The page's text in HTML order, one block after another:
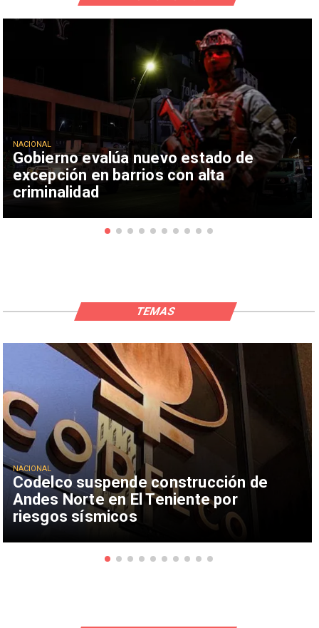
Gobierno evalúa nuevo estado de
excepción en barrios con alta
criminalidad
NACIONAL
Codelco suspende construcción de
Andes Norte en El Teniente por
riesgos sísmicos
NACIONAL
TEMAS